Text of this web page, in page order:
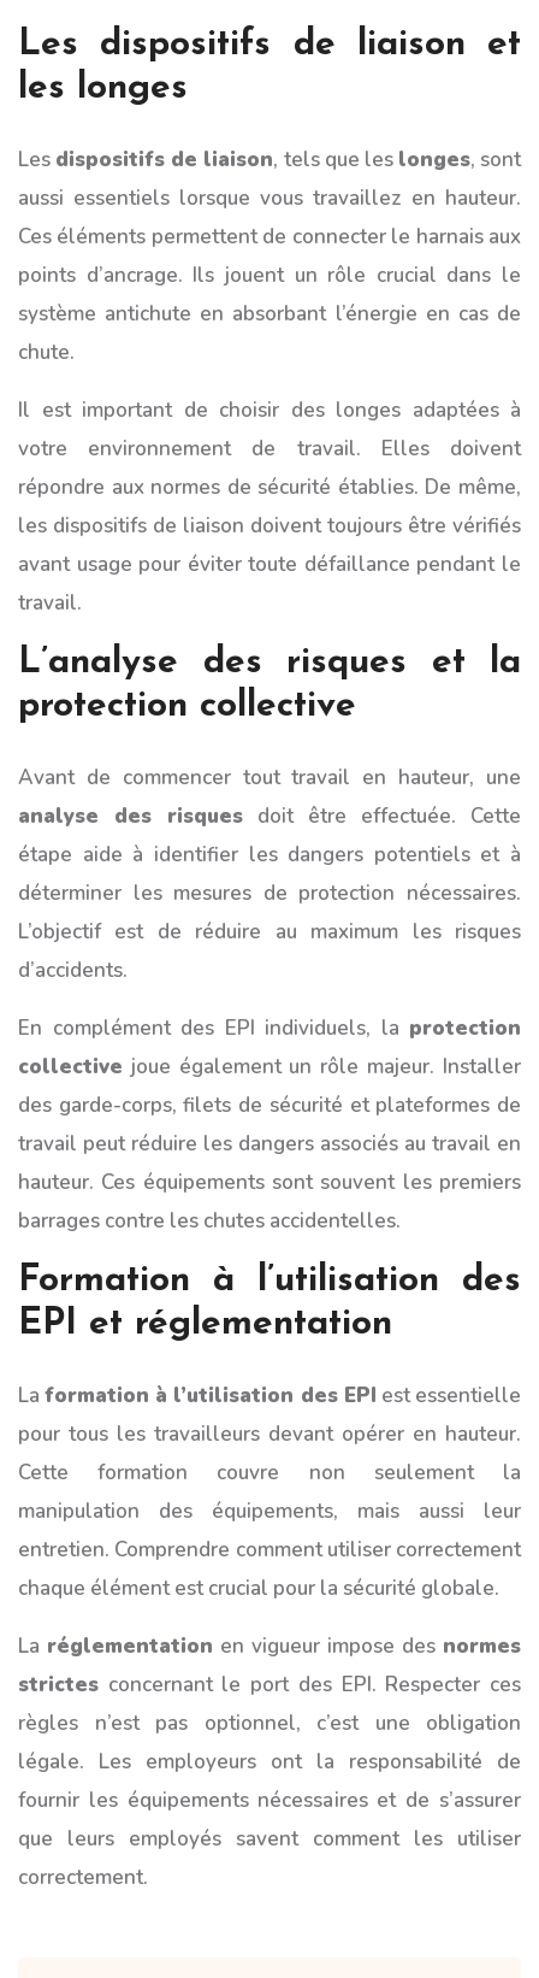
Les dispositifs de liaison et
les longes
Les dispositifs de liaison, tels que les longes, sont
aussi essentiels lorsque vous travaillez en hauteur.
Ces éléments permettent de connecter le harnais aux
points d’ancrage. Ils jouent un rôle crucial dans le
système antichute en absorbant l’énergie en cas de
chute.
Il est important de choisir des longes adaptées à
votre environnement de travail. Elles doivent
répondre aux normes de sécurité établies. De même,
les dispositifs de liaison doivent toujours être vérifiés
avant usage pour éviter toute défaillance pendant le
travail.
L’analyse des risques et la
protection collective
Avant de commencer tout travail en hauteur, une
analyse des risques doit être effectuée. Cette
étape aide à identifier les dangers potentiels et à
déterminer les mesures de protection nécessaires.
L’objectif est de réduire au maximum les risques
d’accidents.
En complément des EPI individuels, la protection
collective joue également un rôle majeur. Installer
des garde-corps, filets de sécurité et plateformes de
travail peut réduire les dangers associés au travail en
hauteur. Ces équipements sont souvent les premiers
barrages contre les chutes accidentelles.
Formation à l’utilisation des
EPI et réglementation
Laformation à l’utilisation des EPI est essentielle
pour tous les travailleurs devant opérer en hauteur.
Cette formation couvre non seulement la
manipulation des équipements, mais aussi leur
entretien. Comprendre comment utiliser correctement
chaque élément est crucial pour la sécurité globale.
La réglementation en vigueur impose des normes
strictes concernant le port des EPI. Respecter ces
règles n’est pas optionnel, c’est une obligation
légale. Les employeurs ont la responsabilité de
fournir les équipements nécessaires et de s’assurer
que leurs employés savent comment les utiliser
correctement.